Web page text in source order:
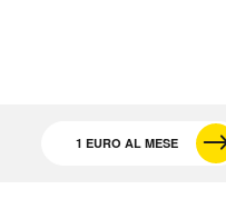
1 EURO AL MESE